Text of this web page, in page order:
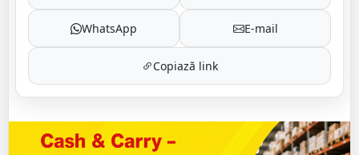
WhatsApp E-mail
Copiază link